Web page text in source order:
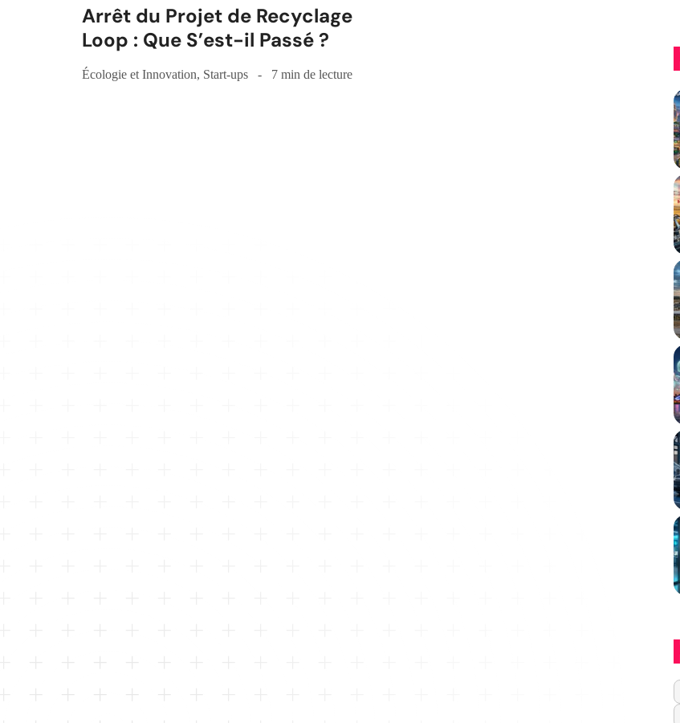
Arrêt du Projet de Recyclage
Loop : Que S’est-il Passé ?
Écologie et Innovation, Start-ups 7 min de lecture